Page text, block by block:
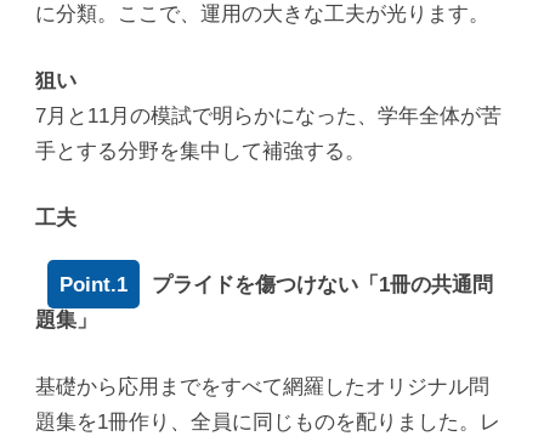
に分類。ここで、運用の大きな工夫が光ります。
狙い
7月と11月の模試で明らかになった、学年全体が苦
手とする分野を集中して補強する。
工夫
Point.1
プライドを傷つけない「1冊の共通問
題集」
基礎から応用までをすべて網羅したオリジナル問
題集を1冊作り、全員に同じものを配りました。レ